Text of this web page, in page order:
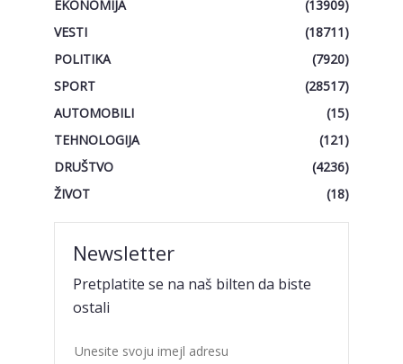
EKONOMIJA
(13909)
VESTI
(18711)
POLITIKA
(7920)
SPORT
(28517)
AUTOMOBILI
(15)
TEHNOLOGIJA
(121)
DRUŠTVO
(4236)
ŽIVOT
(18)
Newsletter
Pretplatite se na naš bilten da biste
ostali